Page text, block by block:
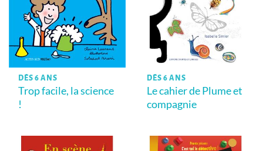
DÈS 6 ANS
Trop facile, la science
!
DÈS 6 ANS
Le cahier de Plume et
compagnie